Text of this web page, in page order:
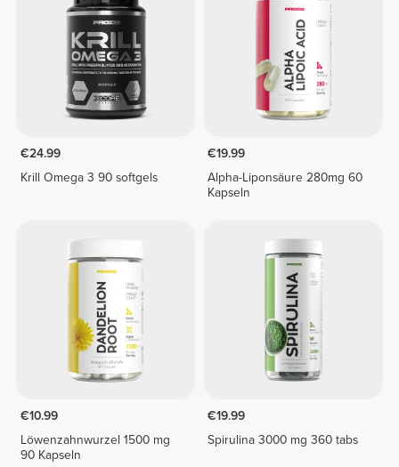
€24.99
Krill Omega 3 90 softgels
€19.99
Alpha-Liponsäure 280mg 60
Kapseln
€10.99
Löwenzahnwurzel 1500 mg
90 Kapseln
€19.99
Spirulina 3000 mg 360 tabs